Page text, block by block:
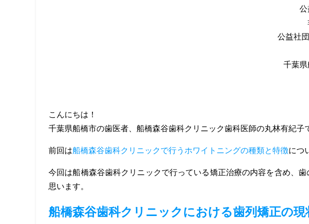
公益社
千葉
こんにちは！
千葉県船橋市の歯医者、船橋森谷歯科クリニック歯科医師の丸林有紀子
前回は船橋森谷歯科クリニックで行うホワイトニングの種類と特徴につ
今回は船橋森谷歯科クリニックで行っている矯正治療の内容を含め、
思います。
船橋森谷歯科クリニックにおける歯列矯正の現